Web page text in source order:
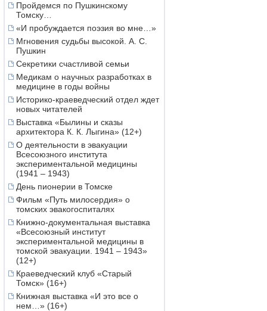
Пройдемся по Пушкинскому
Томску…
«И пробуждается поэзия во мне…»
Мгновения судьбы высокой. А. С.
Пушкин
Секретики счастливой семьи
Медикам о научных разработках в
медицине в годы войны
Историко-краеведческий отдел ждет
новых читателей
Выставка «Былины и сказы
архитектора К. К. Лыгина» (12+)
О деятельности в эвакуации
Всесоюзного института
экспериментальной медицины
(1941 – 1943)
День пионерии в Томске
Фильм «Путь милосердия» о
томских эвакогоспиталях
Книжно-документальная выставка
«Всесоюзный институт
экспериментальной медицины в
томской эвакуации. 1941 – 1943»
(12+)
Краеведческий клуб «Старый
Томск» (16+)
Книжная выставка «И это все о
нем…» (16+)